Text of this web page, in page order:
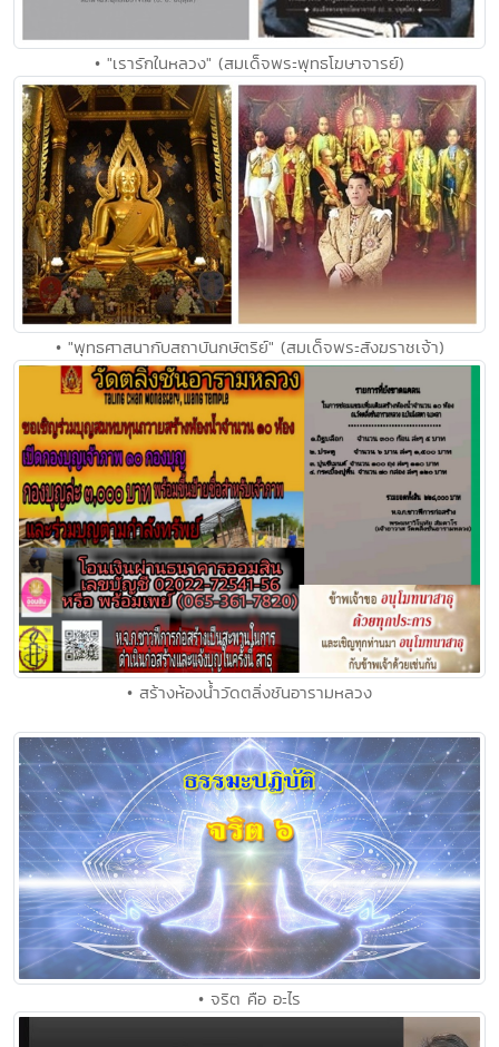
• "เรารักในหลวง" (สมเด็จพระพุทธโฆษาจารย์)
• "พุทธศาสนากับสถาบันกษัตริย์" (สมเด็จพระสังฆราชเจ้า)
• สร้างห้องน้ำวัดตลิ่งชันอารามหลวง
• จริต คือ อะไร